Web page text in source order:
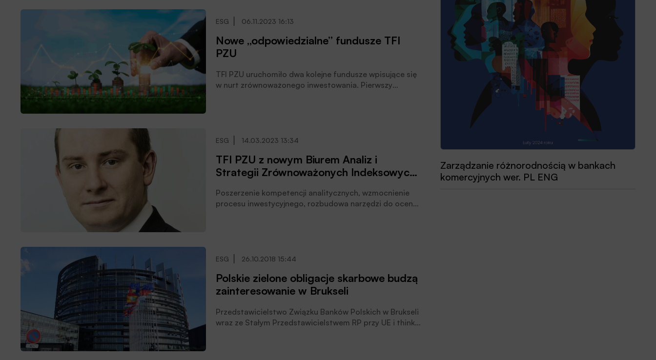
ESG 06.11.2023 16:13
Nowe „odpowiedzialne” fundusze TFI
PZU
TFI PZU uruchomiło dwa kolejne fundusze wpisujące się
w nurt zrównoważonego inwestowania. Pierwszy
obligacjach emitowanych w celu finansowania
społeczne, poinformowało Towarzystwo.
ESG 14.03.2023 13:34
TFI PZU z nowym Biurem Analiz i
Strategii Zrównoważonych Indeksowych i
Poszerzenie kompetencji analitycznych, wzmocnienie
procesu inwestycyjnego, rozbudowa narzędzi do oceny
Arkadiusz Bogusz, poinformowało Towarzystwo.
ESG 26.10.2018 15:44
Polskie zielone obligacje skarbowe budzą
zainteresowanie w Brukseli
Przedstawicielstwo Związku Banków Polskich w Brukseli
wraz ze Stałym Przedstawicielstwem RP przy UE i think-
Przewodnik dobrych praktyk 2025